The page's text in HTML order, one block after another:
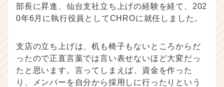
部長に昇進、仙台支社立ち上げの経験を経て、202
0年6月に執行役員としてCHROに就任しました。
支店の立ち上げは、机も椅子もないところからだ
ったので正直言葉では言い表せないほど大変だっ
たと思います。言ってしまえば、資金を作った
り、メンバーを自分から採用しに行ったりという